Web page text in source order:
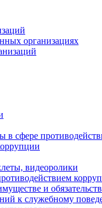
организациях
сфере
видеоролики
и
к служебному